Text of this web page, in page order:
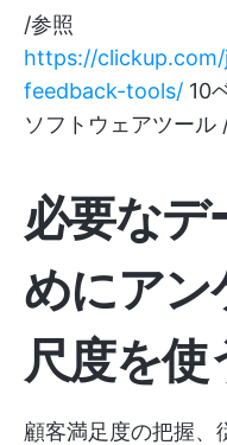
/参照
https://
feedback-tools/ 10
ソフトウェアツール
必要なデ
めにアン
尺度を使
顧客満足度の把握、